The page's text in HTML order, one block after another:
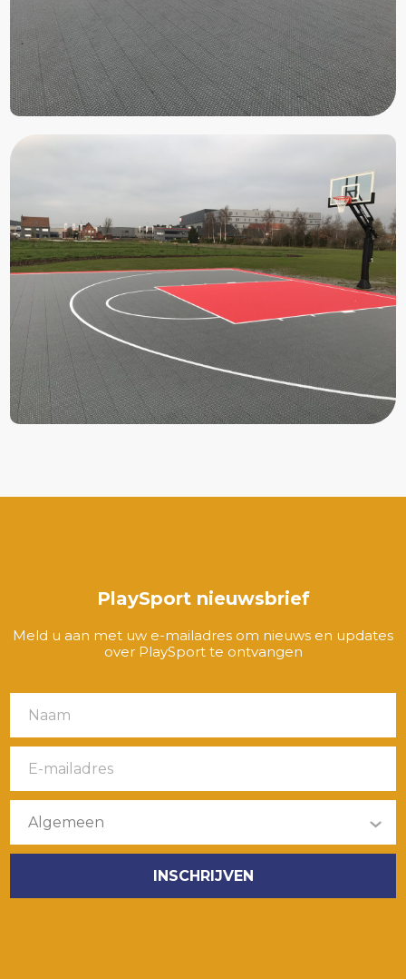
PlaySport nieuwsbrief
Meld u aan met uw e-mailadres om nieuws en updates
over PlaySport te ontvangen